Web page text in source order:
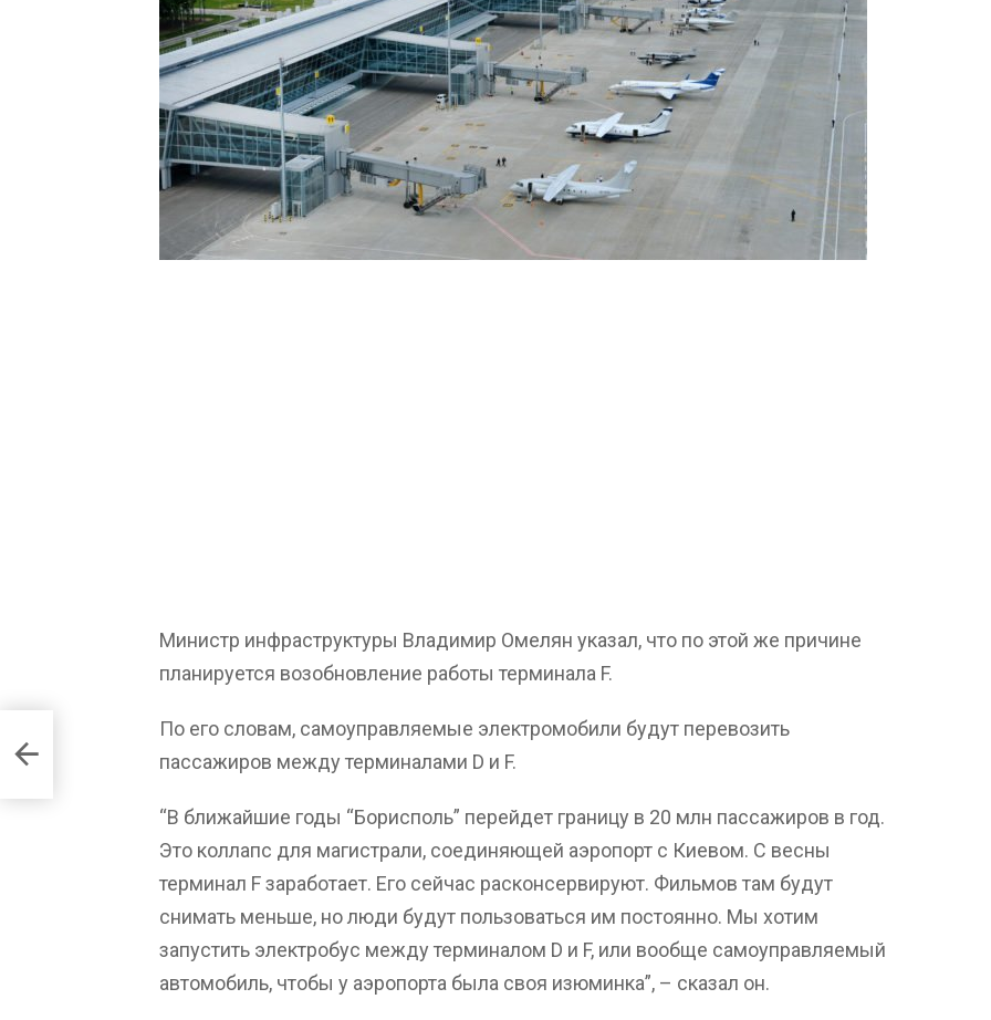
Министр инфраструктуры Владимир Омелян указал, что по этой же причине
планируется возобновление работы терминала F.
По его словам, самоуправляемые электромобили будут перевозить
пассажиров между терминалами D и F.
“В ближайшие годы “Борисполь” перейдет границу в 20 млн пассажиров в год.
Это коллапс для магистрали, соединяющей аэропорт с Киевом. С весны
терминал F заработает. Его сейчас расконсервируют. Фильмов там будут
снимать меньше, но люди будут пользоваться им постоянно. Мы хотим
запустить электробус между терминалом D и F, или вообще самоуправляемый
автомобиль, чтобы у аэропорта была своя изюминка”, – сказал он.